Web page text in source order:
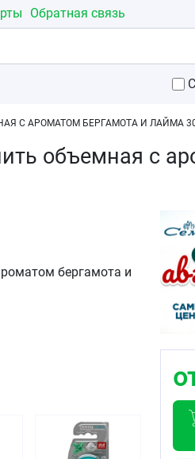
Обратная связь
С АРОМАТОМ БЕРГАМОТА И ЛАЙМА
объемная с
бергамота и